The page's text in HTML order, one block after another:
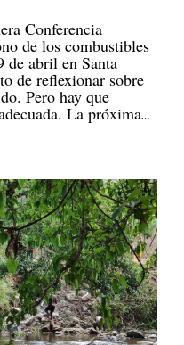
Conferencia
de los combustibles
de abril en Santa
de reflexionar sobre
Pero hay que
La próxima